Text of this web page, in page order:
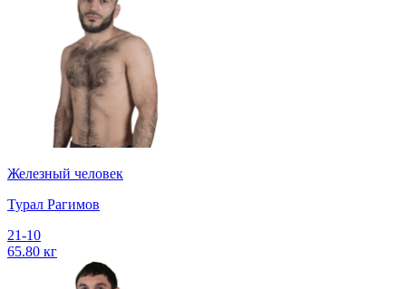
Железный человек
Турал Рагимов
21-10
65.80 кг